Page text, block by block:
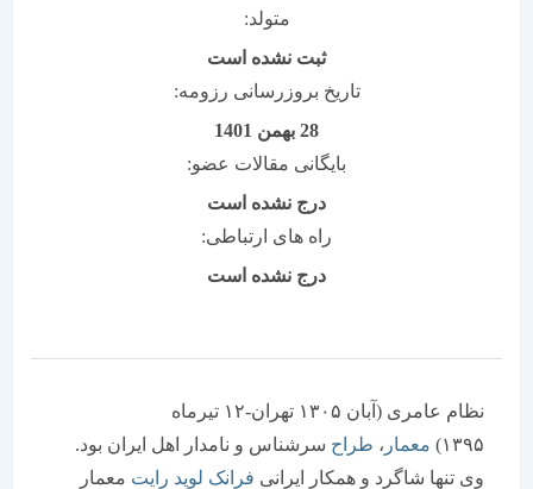
ثبت نشده است
تاریخ بروزرسانی رزومه:
بایگانی مقالات عضو:
درج نشده است
راه های ارتباطی:
درج نشده است
نظام عامری (آبان ۱۳۰۵ تهران-۱۲ تیرماه
معمار،طراح سرشناس و نامدار اهل ایران بود.
تنها شاگرد و همکار ایرانی
فرانک لوید رایتمعمار